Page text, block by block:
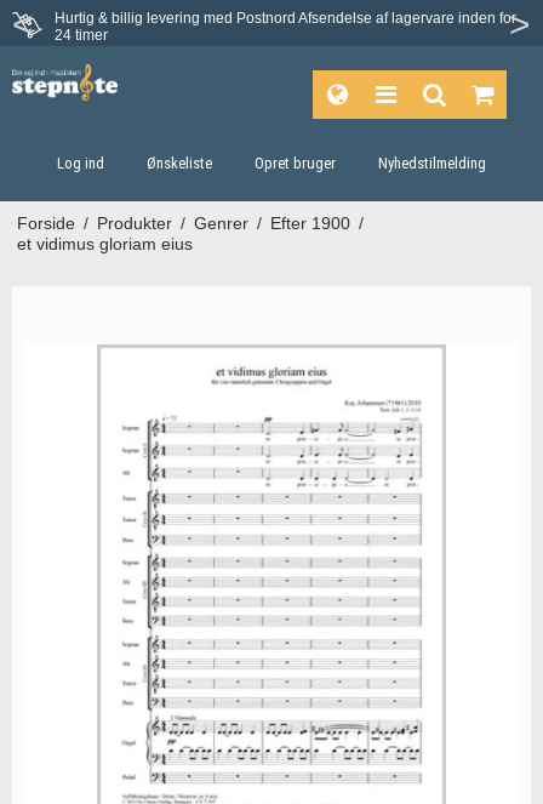
Hurtig & billig levering med Postnord Afsendelse af lagervare inden for
24 timer
Fortrydelsesret på 30 dage
Log ind Ønskeliste Opret bruger Nyhedstilmelding
Forside / Produkter / Genrer / Efter 1900 /
et vidimus gloriam eius